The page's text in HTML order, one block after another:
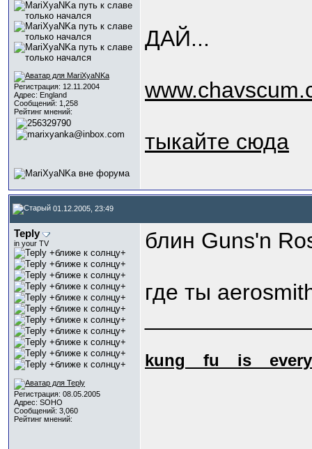
Регистрация: 12.11.2004
Адрес: England
Сообщений: 1,258
Рейтинг мнений:
ДАЙ...
тыкайте сюда
01.12.2005, 23:49
Teply
in your TV
Регистрация: 08.05.2005
Адрес: SOHO
Сообщений: 3,060
Рейтинг мнений:
блин Guns'n
где ты
kung_ _fu_ _is_